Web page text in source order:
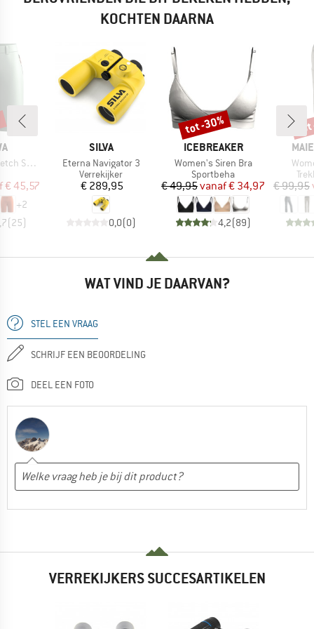
KOCHTEN DAARNA
Shorts
prijs
€ 45,57
+2
(25)
MERK
SILVA
Artikel
Eterna Navigator 3
Productgroep
Verrekijker
Prijs
€ 289,95
0,0(0)
MERK
ICEBREAKER
Artikel
Women's Siren Bra
Productgroep
Sportbeha
Prijs
€ 49,95 Verlaagde prijs
vanaf€ 34,97
4,2(89)
Korting
tot -30%
€ 99,95
WAT VIND JE DAARVAN?
STEL EEN VRAAG
SCHRIJF EEN BEOORDELING
DEEL EEN FOTO
VERREKIJKERS SUCCESARTIKELEN